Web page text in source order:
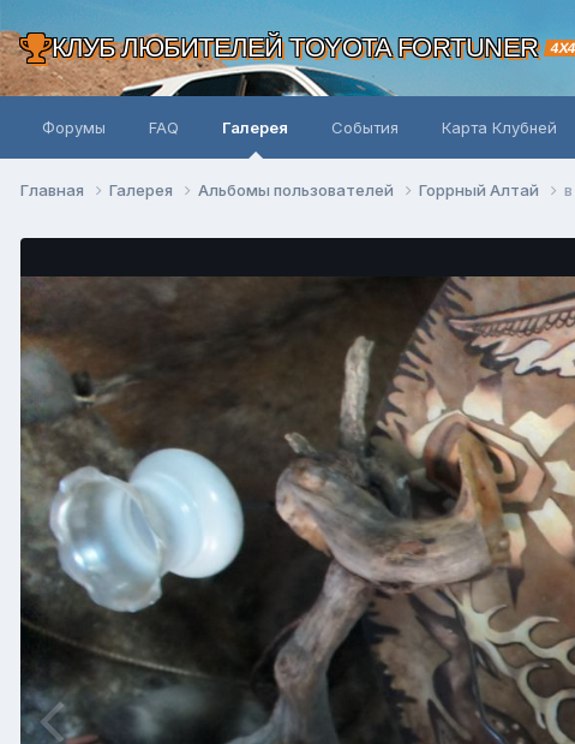
КЛУБ ЛЮБИТЕЛЕЙ TOYOTA FORTUNER 4X4
Форумы FAQ Галерея События Карта Клубней
Главная Галерея Альбомы пользователей Горрный Алтай